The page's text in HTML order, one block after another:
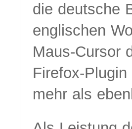
die deutsche
englischen
Maus-Cursor
Firefox-Plugin
mehr als